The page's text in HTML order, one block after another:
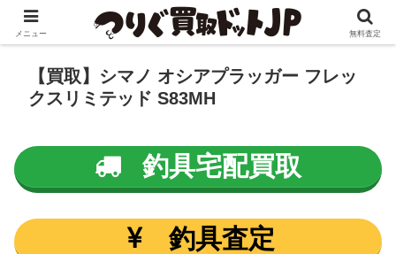
【買取】シマノ オシアプラッガー フレッ
クスリミテッド S83MH
釣具宅配買取
釣具査定
メニュー 無料査定